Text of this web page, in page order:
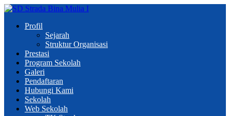
Profil
Sejarah
Struktur Organisasi
Prestasi
Program Sekolah
Galeri
Pendaftaran
Hubungi Kami
Sekolah
Web Sekolah